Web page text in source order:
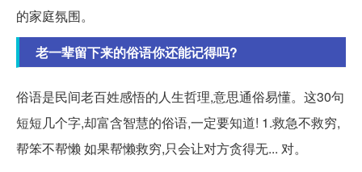
的家庭氛围。
老一辈留下来的俗语你还能记得吗?
俗语是民间老百姓感悟的人生哲理,意思通俗易懂。这30句
短短几个字,却富含智慧的俗语,一定要知道! 1.救急不救穷,
帮笨不帮懒 如果帮懒救穷,只会让对方贪得无... 对。